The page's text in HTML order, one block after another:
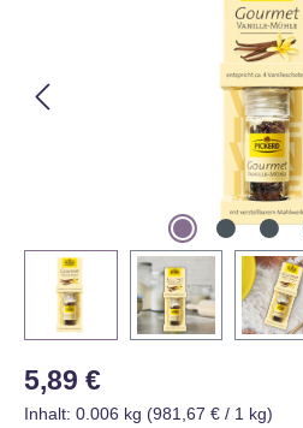
Regulärer Preis:
5,89 €
Inhalt: 0.006 kg (981,67 € / 1 kg)